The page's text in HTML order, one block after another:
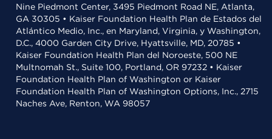
Nine Piedmont Center, 3495 Piedmont Road NE, Atlanta,
GA 30305 • Kaiser Foundation Health Plan de Estados del
Atlántico Medio, Inc., en Maryland, Virginia, y Washington,
D.C., 4000 Garden City Drive, Hyattsville, MD, 20785 •
Kaiser Foundation Health Plan del Noroeste, 500 NE
Multnomah St., Suite 100, Portland, OR 97232 • Kaiser
Foundation Health Plan of Washington or Kaiser
Foundation Health Plan of Washington Options, Inc., 2715
Naches Ave, Renton, WA 98057